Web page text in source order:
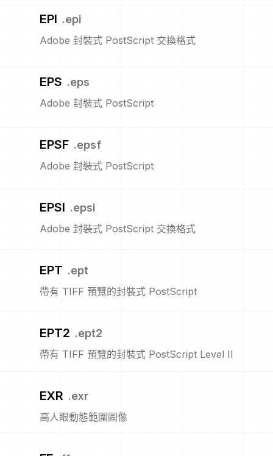
EPI .epi
Adobe 封裝式 PostScript 交換格式
EPS .eps
Adobe 封裝式 PostScript
EPSF .epsf
Adobe 封裝式 PostScript
EPSI .epsi
Adobe 封裝式 PostScript 交換格式
EPT .ept
帶有 TIFF 預覽的封裝式 PostScript
EPT2 .ept2
帶有 TIFF 預覽的封裝式 PostScript Level II
EXR .exr
高人眼動態範圍圖像